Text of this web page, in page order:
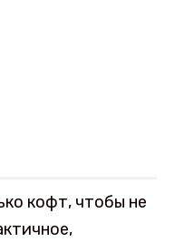
кофт, чтобы не